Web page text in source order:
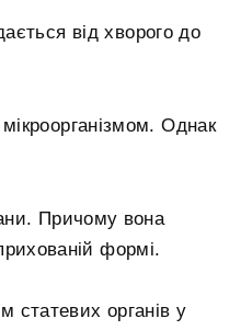
від хворого до
Однак
Причому вона
формі.
статевих органів у